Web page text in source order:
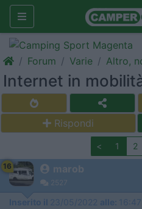
Forum Varie Altro,
Internet in
Rispondi
< 1 2
16 marob
2527
Inserito il 23/05/2022 alle: